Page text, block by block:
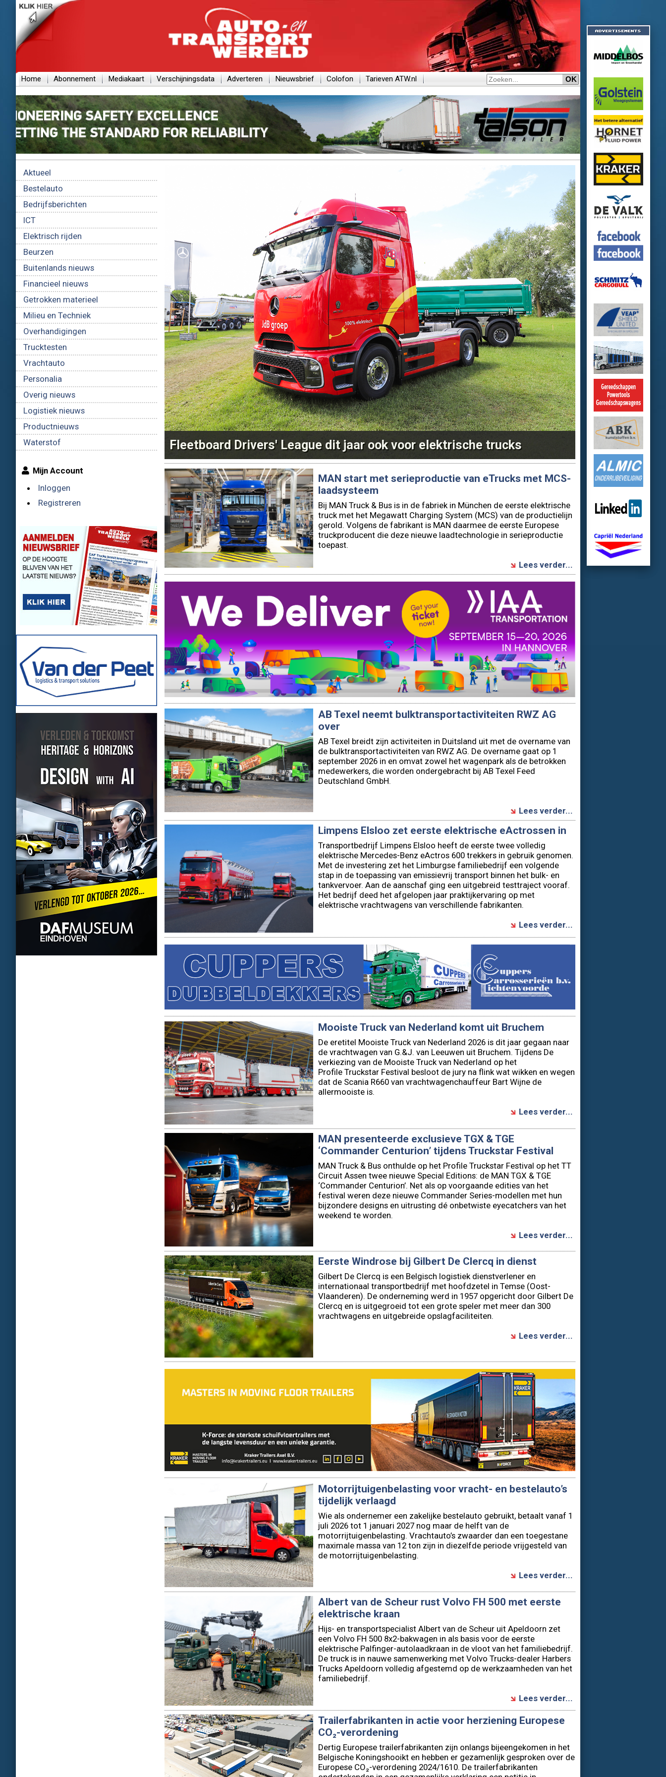
Home Abonnement Mediakaart Verschijningsdata Adverteren Nieuwsbrief Colofon Tarieven ATW.nl
Aktueel
Bestelauto
Bedrijfsberichten
ICT
Elektrisch rijden
Beurzen
Buitenlands nieuws
Financieel nieuws
Getrokken materieel
Milieu en Techniek
Overhandigingen
Trucktesten
Vrachtauto
Personalia
Overig nieuws
Logistiek nieuws
Productnieuws
Waterstof
Mijn Account
Inloggen
Registreren
Fleetboard Drivers' League dit jaar ook voor elektrische trucks
MAN start met serieproductie van eTrucks met MCS-
laadsysteem
Bij MAN Truck & Bus is in de fabriek in München de eerste elektrische
truck met het Megawatt Charging System (MCS) van de productielijn
gerold. Volgens de fabrikant is MAN daarmee de eerste Europese
truckproducent die deze nieuwe laadtechnologie in serieproductie
toepast.
Lees verder...
AB Texel neemt bulktransportactiviteiten RWZ AG
over
AB Texel breidt zijn activiteiten in Duitsland uit met de overname van
de bulktransportactiviteiten van RWZ AG. De overname gaat op 1
september 2026 in en omvat zowel het wagenpark als de betrokken
medewerkers, die worden ondergebracht bij AB Texel Feed
Deutschland GmbH.
Lees verder...
Limpens Elsloo zet eerste elektrische eActrossen in
Transportbedrijf Limpens Elsloo heeft de eerste twee volledig
elektrische Mercedes-Benz eActros 600 trekkers in gebruik genomen.
Met de investering zet het Limburgse familiebedrijf een volgende
stap in de toepassing van emissievrij transport binnen het bulk- en
tankvervoer. Aan de aanschaf ging een uitgebreid testtraject vooraf.
Het bedrijf deed het afgelopen jaar praktijkervaring op met
elektrische vrachtwagens van verschillende fabrikanten.
Lees verder...
Mooiste Truck van Nederland komt uit Bruchem
De eretitel Mooiste Truck van Nederland 2026 is dit jaar gegaan naar
de vrachtwagen van G.&J. van Leeuwen uit Bruchem. Tijdens De
verkiezing van de Mooiste Truck van Nederland op het
Profile Truckstar Festival besloot de jury na flink wat wikken en wegen
dat de Scania R660 van vrachtwagenchauffeur Bart Wijne de
allermooiste is.
Lees verder...
MAN presenteerde exclusieve TGX & TGE
‘Commander Centurion’ tijdens Truckstar Festival
MAN Truck & Bus onthulde op het Profile Truckstar Festival op het TT
Circuit Assen twee nieuwe Special Editions: de MAN TGX & TGE
‘Commander Centurion’. Net als op voorgaande edities van het
festival weren deze nieuwe Commander Series-modellen met hun
bijzondere designs en uitrusting dé onbetwiste eyecatchers van het
weekend te worden.
Lees verder...
Eerste Windrose bij Gilbert De Clercq in dienst
Gilbert De Clercq is een Belgisch logistiek dienstverlener en
internationaal transportbedrijf met hoofdzetel in Temse (Oost-
Vlaanderen). De onderneming werd in 1957 opgericht door Gilbert De
Clercq en is uitgegroeid tot een grote speler met meer dan 300
vrachtwagens en uitgebreide opslagfaciliteiten.
Lees verder...
Motorrijtuigenbelasting voor vracht- en bestelauto’s
tijdelijk verlaagd
Wie als ondernemer een zakelijke bestelauto gebruikt, betaalt vanaf 1
juli 2026 tot 1 januari 2027 nog maar de helft van de
motorrijtuigenbelasting. Vrachtauto’s zwaarder dan een toegestane
maximale massa van 12 ton zijn in diezelfde periode vrijgesteld van
de motorrijtuigenbelasting.
Lees verder...
Albert van de Scheur rust Volvo FH 500 met eerste
elektrische kraan
Hijs- en transportspecialist Albert van de Scheur uit Apeldoorn zet
een Volvo FH 500 8x2-bakwagen in als basis voor de eerste
elektrische Palfinger-autolaadkraan in de vloot van het familiebedrijf.
De truck is in nauwe samenwerking met Volvo Trucks-dealer Harbers
Trucks Apeldoorn volledig afgestemd op de werkzaamheden van het
familiebedrijf.
Lees verder...
Trailerfabrikanten in actie voor herziening Europese
CO₂-verordening
Dertig Europese trailerfabrikanten zijn onlangs bijeengekomen in het
Belgische Koningshooikt en hebben er gezamenlijk gesproken over de
Europese CO₂-verordening 2024/1610. De trailerfabrikanten